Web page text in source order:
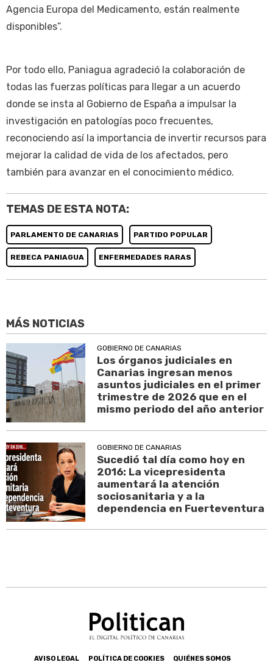
Agencia Europa del Medicamento, están realmente
disponibles”.
Por todo ello, Paniagua agradeció la colaboración de
todas las fuerzas políticas para llegar a un acuerdo
donde se insta al Gobierno de España a impulsar la
investigación en patologías poco frecuentes,
reconociendo así la importancia de invertir recursos para
mejorar la calidad de vida de los afectados, pero
también para avanzar en el conocimiento médico.
TEMAS DE ESTA NOTA:
PARLAMENTO DE CANARIAS PARTIDO POPULAR
REBECA PANIAGUA ENFERMEDADES RARAS
MÁS NOTICIAS
GOBIERNO DE CANARIAS
Los órganos judiciales en
Canarias ingresan menos
asuntos judiciales en el primer
trimestre de 2026 que en el
mismo periodo del año anterior
GOBIERNO DE CANARIAS
Sucedió tal día como hoy en
2016: La vicepresidenta
aumentará la atención
sociosanitaria y a la
dependencia en Fuerteventura
AVISO LEGAL POLÍTICA DE COOKIES QUIÉNES SOMOS